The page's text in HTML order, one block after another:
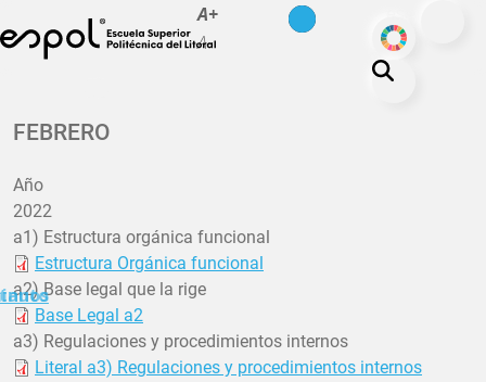
Skip to main content
A+
A-
ODS
About ESPOL
Campus life
Research
Our Print
Transparency
FEBRERO
Año
2022
a1) Estructura orgánica funcional
Estructura Orgánica funcional
a2) Base legal que la rige
Base Legal a2
a3) Regulaciones y procedimientos internos
Literal a3) Regulaciones y procedimientos internos